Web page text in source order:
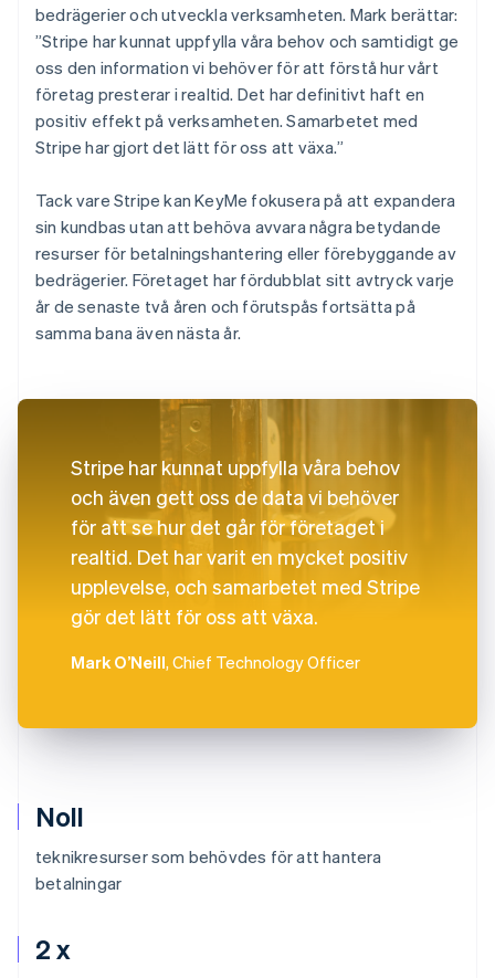
Noll
teknikresurser som behövdes för att hantera
betalningar
2 x
bedrägerier och utveckla verksamheten. Mark berättar:
”Stripe har kunnat uppfylla våra behov och samtidigt ge
oss den information vi behöver för att förstå hur vårt
företag presterar i realtid. Det har definitivt haft en
positiv effekt på verksamheten. Samarbetet med
Stripe har gjort det lätt för oss att växa.”
Tack vare Stripe kan KeyMe fokusera på att expandera
sin kundbas utan att behöva avvara några betydande
resurser för betalningshantering eller förebyggande av
bedrägerier. Företaget har fördubblat sitt avtryck varje
år de senaste två åren och förutspås fortsätta på
samma bana även nästa år.
Stripe har kunnat uppfylla våra behov
och även gett oss de data vi behöver
för att se hur det går för företaget i
realtid. Det har varit en mycket positiv
upplevelse, och samarbetet med Stripe
gör det lätt för oss att växa.
Mark O’Neill, Chief Technology Officer